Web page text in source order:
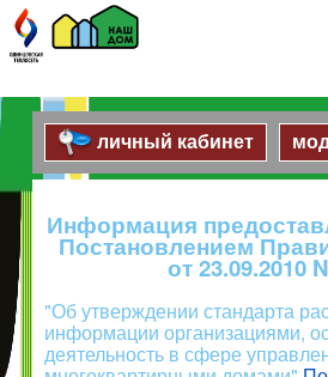
личный кабинет
Информация
Постановлением
от 23.09.2010
"Об утверждении стандарта
информации организациями,
деятельность в сфере